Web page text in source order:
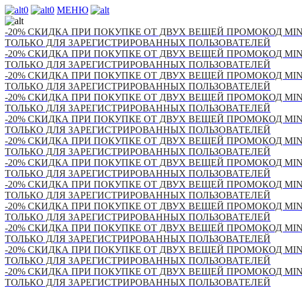
0 0 МЕНЮ
-20% СКИДКА ПРИ ПОКУПКЕ ОТ ДВУХ ВЕЩЕЙ ПРОМОКОД
ТОЛЬКО ДЛЯ ЗАРЕГИСТРИРОВАННЫХ ПОЛЬЗОВАТЕЛЕЙ
-20% СКИДКА ПРИ ПОКУПКЕ ОТ ДВУХ ВЕЩЕЙ ПРОМОКОД
ТОЛЬКО ДЛЯ ЗАРЕГИСТРИРОВАННЫХ ПОЛЬЗОВАТЕЛЕЙ
-20% СКИДКА ПРИ ПОКУПКЕ ОТ ДВУХ ВЕЩЕЙ ПРОМОКОД
ТОЛЬКО ДЛЯ ЗАРЕГИСТРИРОВАННЫХ ПОЛЬЗОВАТЕЛЕЙ
-20% СКИДКА ПРИ ПОКУПКЕ ОТ ДВУХ ВЕЩЕЙ ПРОМОКОД
ТОЛЬКО ДЛЯ ЗАРЕГИСТРИРОВАННЫХ ПОЛЬЗОВАТЕЛЕЙ
-20% СКИДКА ПРИ ПОКУПКЕ ОТ ДВУХ ВЕЩЕЙ ПРОМОКОД
ТОЛЬКО ДЛЯ ЗАРЕГИСТРИРОВАННЫХ ПОЛЬЗОВАТЕЛЕЙ
-20% СКИДКА ПРИ ПОКУПКЕ ОТ ДВУХ ВЕЩЕЙ ПРОМОКОД
ТОЛЬКО ДЛЯ ЗАРЕГИСТРИРОВАННЫХ ПОЛЬЗОВАТЕЛЕЙ
-20% СКИДКА ПРИ ПОКУПКЕ ОТ ДВУХ ВЕЩЕЙ ПРОМОКОД
ТОЛЬКО ДЛЯ ЗАРЕГИСТРИРОВАННЫХ ПОЛЬЗОВАТЕЛЕЙ
-20% СКИДКА ПРИ ПОКУПКЕ ОТ ДВУХ ВЕЩЕЙ ПРОМОКОД
ТОЛЬКО ДЛЯ ЗАРЕГИСТРИРОВАННЫХ ПОЛЬЗОВАТЕЛЕЙ
-20% СКИДКА ПРИ ПОКУПКЕ ОТ ДВУХ ВЕЩЕЙ ПРОМОКОД
ТОЛЬКО ДЛЯ ЗАРЕГИСТРИРОВАННЫХ ПОЛЬЗОВАТЕЛЕЙ
-20% СКИДКА ПРИ ПОКУПКЕ ОТ ДВУХ ВЕЩЕЙ ПРОМОКОД
ТОЛЬКО ДЛЯ ЗАРЕГИСТРИРОВАННЫХ ПОЛЬЗОВАТЕЛЕЙ
-20% СКИДКА ПРИ ПОКУПКЕ ОТ ДВУХ ВЕЩЕЙ ПРОМОКОД
ТОЛЬКО ДЛЯ ЗАРЕГИСТРИРОВАННЫХ ПОЛЬЗОВАТЕЛЕЙ
-20% СКИДКА ПРИ ПОКУПКЕ ОТ ДВУХ ВЕЩЕЙ ПРОМОКОД
ТОЛЬКО ДЛЯ ЗАРЕГИСТРИРОВАННЫХ ПОЛЬЗОВАТЕЛЕЙ